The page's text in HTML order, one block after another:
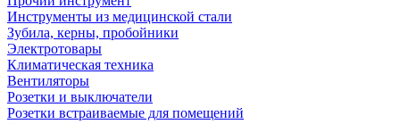
Инструменты из медицинской стали
Зубила, керны, пробойники
Электротовары
Климатическая техника
Вентиляторы
Розетки и выключатели
Розетки встраиваемые для помещений